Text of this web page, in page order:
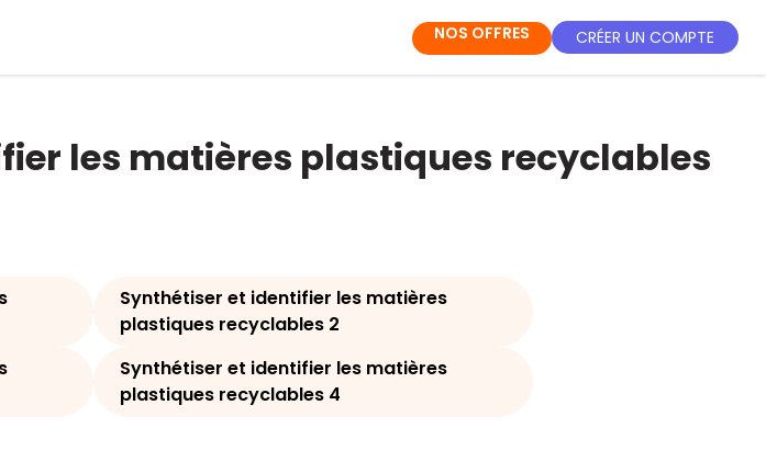
NOS OFFRES CRÉER UN COMPTE
les matières plastiques recyclables
Synthétiser et identifier les matières
plastiques recyclables 2
Synthétiser et identifier les matières
plastiques recyclables 4